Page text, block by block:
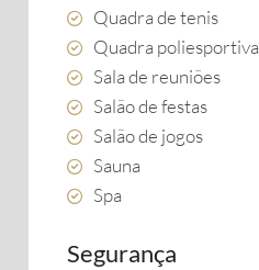
Quadra de tenis
Quadra poliesportiva
Sala de reuniões
Salão de festas
Salão de jogos
Sauna
Spa
Segurança